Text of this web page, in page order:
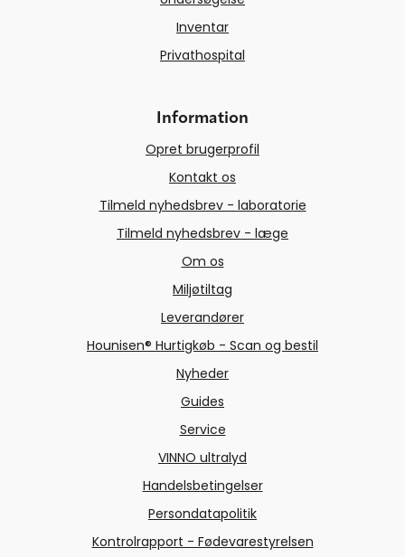
Inventar
Privathospital
Information
Opret brugerprofil
Kontakt os
Tilmeld nyhedsbrev - laboratorie
Tilmeld nyhedsbrev - læge
Om os
Miljøtiltag
Leverandører
Hounisen® Hurtigkøb - Scan og bestil
Nyheder
Guides
Service
VINNO ultralyd
Handelsbetingelser
Persondatapolitik
Kontrolrapport - Fødevarestyrelsen